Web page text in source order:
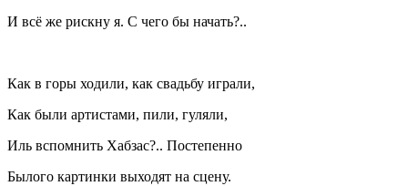
И всё же рискну я. С чего бы начать?..
Как в горы ходили, как свадьбу играли,
Как были артистами, пили, гуляли,
Иль вспомнить Хабзас?.. Постепенно
Былого картинки выходят на сцену.